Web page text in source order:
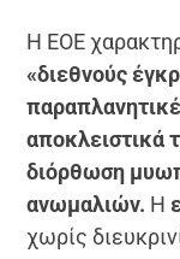
Η ΕΟΕ
«διεθνούς
αποκλειστικά
διόρθωση
ανωμαλιών. Η
χωρίς